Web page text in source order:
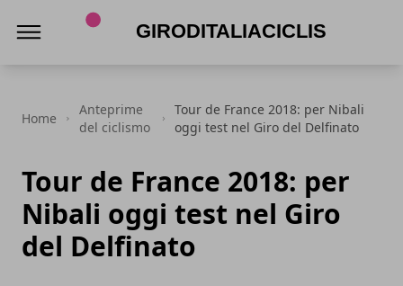
Home
Anteprime
del ciclismo
Tour de France 2018: per Nibali
oggi test nel Giro del Delfinato
Tour de France 2018: per
Nibali oggi test nel Giro
del Delfinato